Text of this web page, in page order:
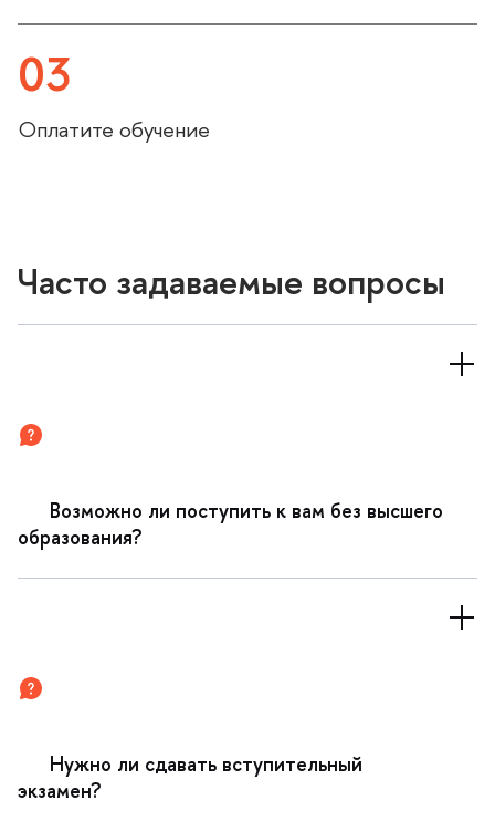
03
Оплатите обучение
Часто задаваемые вопросы
озможно ли поступить к вам без высшего
образования?
Нужно ли сдавать вступительный
экзамен?